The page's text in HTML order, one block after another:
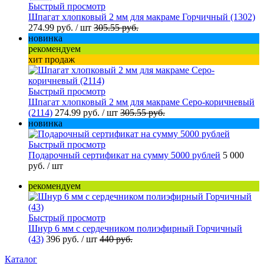
Быстрый просмотр
Шпагат хлопковый 2 мм для макраме Горчичный (1302)
274.99 руб. / шт 305.55 руб.
новинка
рекомендуем
хит продаж
Быстрый просмотр
Шпагат хлопковый 2 мм для макраме Серо-коричневый
(2114) 274.99 руб. / шт 305.55 руб.
новинка
Быстрый просмотр
Подарочный сертификат на сумму 5000 рублей 5 000
руб. / шт
рекомендуем
Быстрый просмотр
Шнур 6 мм с сердечником полиэфирный Горчичный
(43) 396 руб. / шт 440 руб.
Каталог